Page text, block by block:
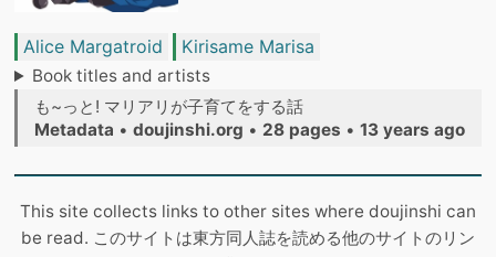
Alice Margatroid Kirisame Marisa
Book titles and artists
も~っと! マリアリが子育てをする話
Metadata • doujinshi.org • 28 pages • 13 years ago
This site collects links to other sites where doujinshi can
be read. このサイトは東方同人誌を読める他のサイトのリン